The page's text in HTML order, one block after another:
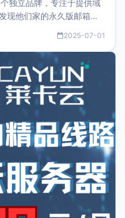
独立品牌，专注于提供域
现他们家的永久版邮箱服
NameCrane。注册
注册，必须要购买
2025-07-01